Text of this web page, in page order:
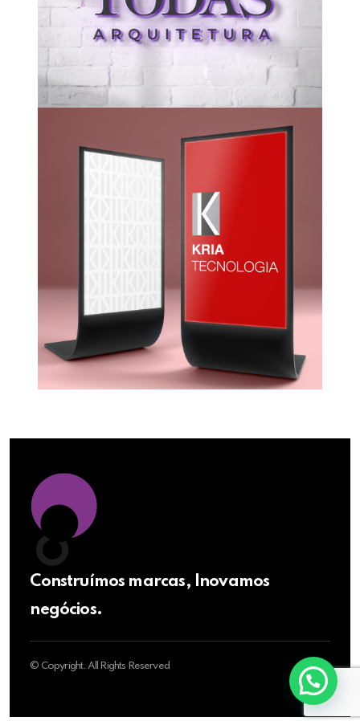
Construímos marcas, Inovamos
negócios.
© Copyright. All Rights Reserved